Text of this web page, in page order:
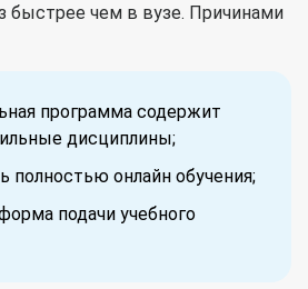
быстрее чем в вузе. Причинами
программа содержит
дисциплины;
полностью онлайн обучения;
подачи учебного